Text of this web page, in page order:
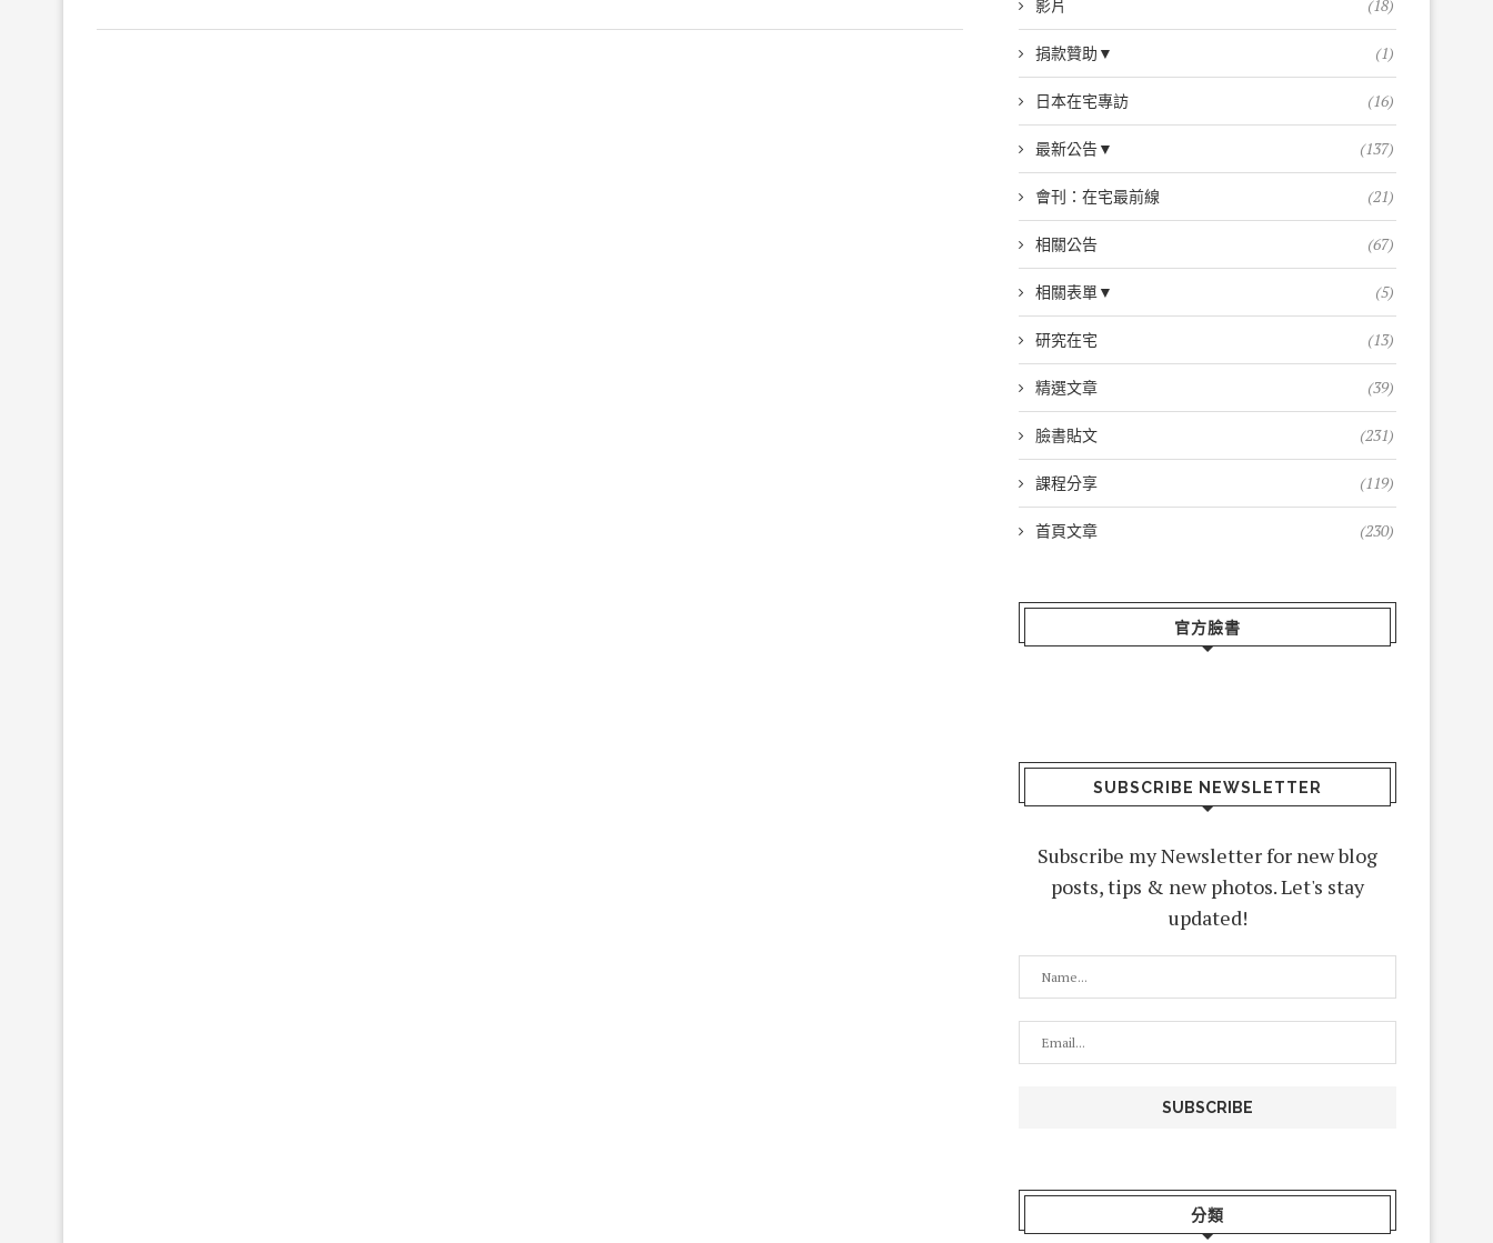
影片 (18)
捐款贊助▼ (1)
日本在宅專訪 (16)
最新公告▼ (137)
會刊：在宅最前線 (21)
相關公告 (67)
相關表單▼ (5)
研究在宅 (13)
精選文章 (39)
臉書貼文 (231)
課程分享 (119)
首頁文章 (230)
官方臉書
SUBSCRIBE NEWSLETTER
Subscribe my Newsletter for new blog
posts, tips & new photos. Let's stay
updated!
分類